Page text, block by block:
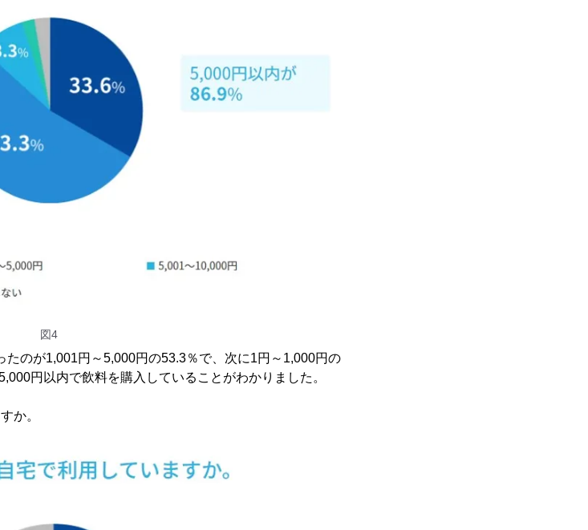
図4
のが1,001円～5,000円の53.3％で、次に1円～1,000円の
円以内で飲料を購入していることがわかりました。
か。